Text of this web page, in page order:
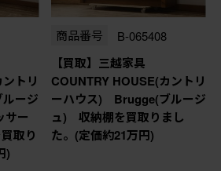
トリ
ージ
ー
取り
)
商品番号 B-065408
【買取】三越家具
COUNTRY HOUSE(カントリ
ーハウス) Brugge(ブルージ
ュ) 収納棚を買取りまし
た。(定価約21万円)